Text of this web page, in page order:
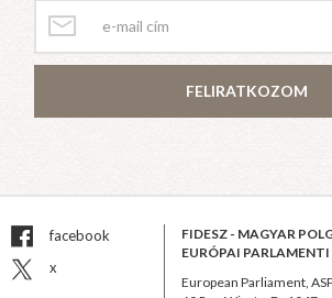
FELIRATKOZOM
facebook
x
FIDESZ - MAGYAR
EURÓPAI
European Parliament,